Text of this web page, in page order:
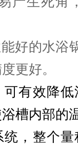
好的水浴
更好。
有效降
槽内部的
，整个